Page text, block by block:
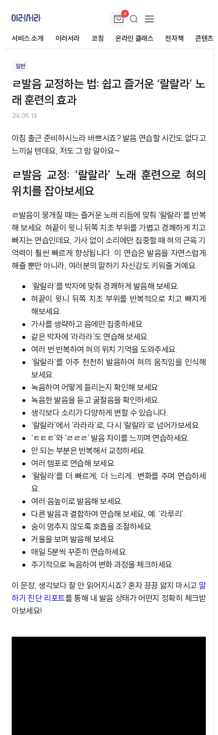
0
서비스 소개 이러서라 코칭 온라인 클래스 전자책 콘텐츠
ㄹ발음 교정하는 법: 쉽고 즐거운 ‘랄랄라’ 노래 훈
일반
ㄹ발음 교정하는 법: 쉽고 즐거운 ‘랄랄라’ 노
래 훈련의 효과
26.05.13
아침 출근 준비하시느라 바쁘시죠? 발음 연습할 시간도 없다고
느끼실 텐데요, 저도 그 맘 알아요~
ㄹ발음 교정: ‘랄랄라’ 노래 훈련으로 혀의
위치를 잡아보세요
ㄹ발음이 뭉개질 때는 즐거운 노래 리듬에 맞춰 ‘랄랄라’를 반복
해 보세요. 혀끝이 윗니 뒤쪽 치조 부위를 가볍고 경쾌하게 치고
빠지는 연습인데요, 가사 없이 소리에만 집중할 때 혀의 근육 기
억력이 훨씬 빠르게 향상됩니다. 이 연습은 발음을 자연스럽게
해줄 뿐만 아니라, 여러분의 말하기 자신감도 키워줄 거예요.
‘랄랄라’를 박자에 맞춰 경쾌하게 발음해 보세요.
혀끝이 윗니 뒤쪽 치조 부위를 반복적으로 치고 빠지게
해보세요.
가사를 생략하고 음에만 집중하세요.
같은 박자에 ‘라라라’도 연습해 보세요.
여러 번 반복하여 혀의 위치 기억을 도와주세요.
‘랄랄라’를 아주 천천히 발음하여 혀의 움직임을 인식해
보세요.
녹음하여 어떻게 들리는지 확인해 보세요.
녹음한 발음을 듣고 굴절음을 확인하세요.
생각보다 소리가 다양하게 변할 수 있습니다.
‘랄랄라’에서 ‘라라라’로, 다시 ‘랄랄라’로 넘어가보세요.
‘ㅌㅌㅌ’와 ‘ㄹㄹㄹ’ 발음 차이를 느끼며 연습하세요.
안 되는 부분은 반복해서 교정하세요.
여러 템포로 연습해 보세요.
‘랄랄라’를 더 빠르게, 더 느리게.. 변화를 주며 연습하세
요.
여러 음높이로 발음해 보세요.
다른 발음과 결합하여 연습해 보세요, 예: ‘라루리’.
숨이 멈추지 않도록 호흡을 조절하세요.
거울을 보며 발음해 보세요.
매일 5분씩 꾸준히 연습하세요.
주기적으로 녹음하여 변화 과정을 체크하세요.
이 문장, 생각보다 잘 안 읽어지시죠? 혼자 끙끙 앓지 마시고 말
하기 진단 리포트를 통해 내 발음 상태가 어떤지 정확히 체크받
아보세요!